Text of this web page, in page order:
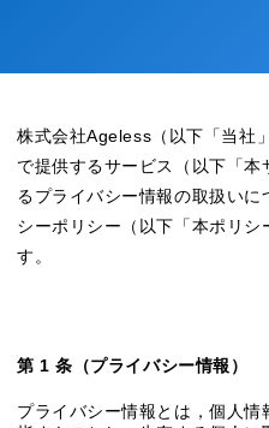
株式会社Ageless（以下「当社
で提供するサービス（以下「
るプライバシー情報の取扱い
シーポリシー（以下「本ポリシ
す。
第 1 条（プライバシー情報）
プライバシー情報とは，個人